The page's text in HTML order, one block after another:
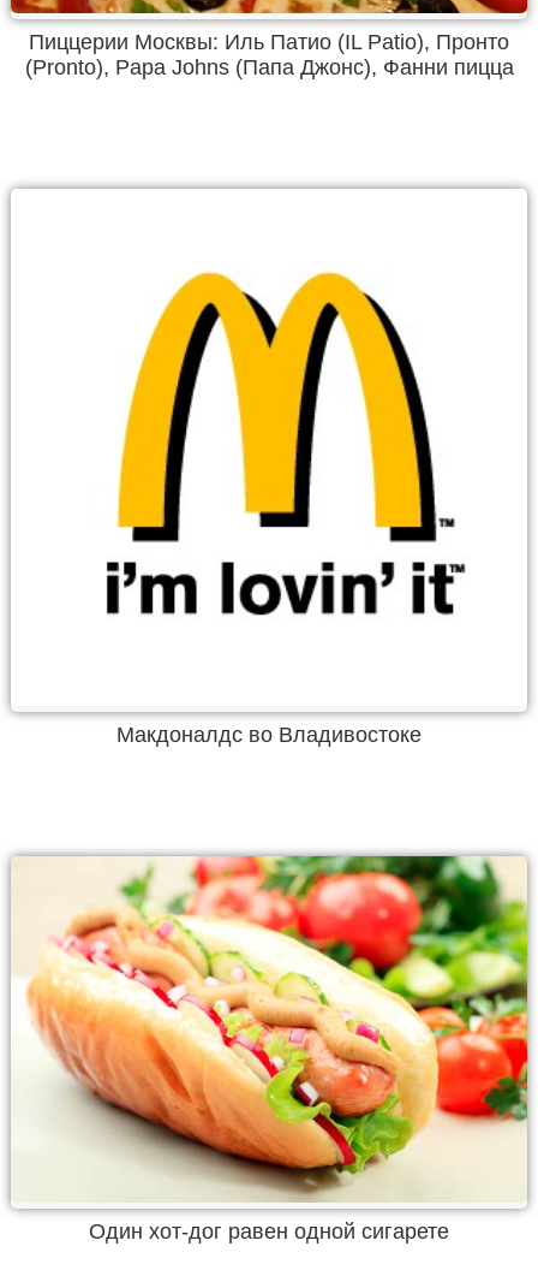
Пиццерии Москвы: Иль Патио (IL Patio), Пронто
(Pronto), Papa Johns (Папа Джонс), Фанни пицца
Макдоналдс во Владивостоке
Один хот-дог равен одной сигарете